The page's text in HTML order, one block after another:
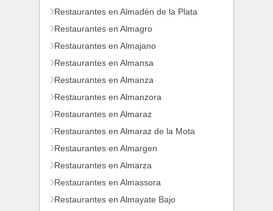
Restaurantes en Almadén de la Plata
Restaurantes en Almagro
Restaurantes en Almajano
Restaurantes en Almansa
Restaurantes en Almanza
Restaurantes en Almanzora
Restaurantes en Almaraz
Restaurantes en Almaraz de la Mota
Restaurantes en Almargen
Restaurantes en Almarza
Restaurantes en Almassora
Restaurantes en Almayate Bajo